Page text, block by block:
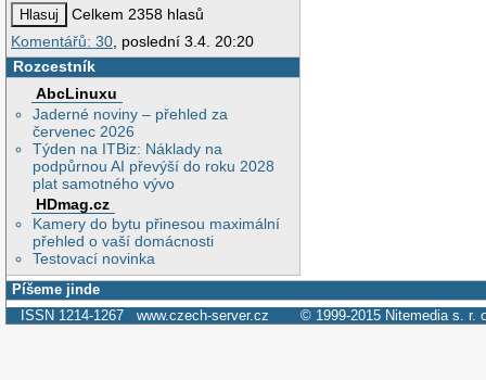
Celkem 2358 hlasů
Komentářů: 30, poslední 3.4. 20:20
Rozcestník
AbcLinuxu
Jaderné noviny – přehled za
červenec 2026
Týden na ITBiz: Náklady na
podpůrnou AI převýší do roku 2028
plat samotného vývo
HDmag.cz
Kamery do bytu přinesou maximální
přehled o vaší domácnosti
Testovací novinka
Píšeme jinde
ISSN 1214-1267 www.czech-server.cz © 1999-2015 Nitemedia s. r.